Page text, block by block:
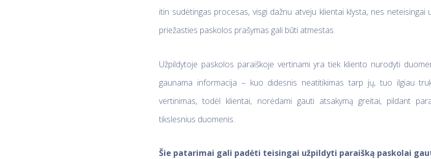
itin sudėtingas procesas, visgi dažnu atveju klientai klysta, nes neteisingai
priežasties paskolos prašymas gali būti atmestas.
Užpildytoje paskolos paraiškoje vertinami yra tiek kliento nurodyti
gaunama informacija – kuo didesnis neatitikimas tarp jų, tuo ilgiau
vertinimas, todėl klientai, norėdami gauti atsakymą greitai, pildant
tikslesnius duomenis.
Šie patarimai gali padėti teisingai užpildyti paraišką paskolai